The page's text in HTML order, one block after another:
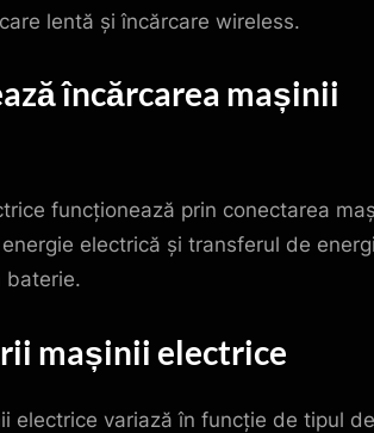
lentă și încărcare wireless.
încărcarea mașinii
funcționează prin conectarea
electrică și transferul de
baterie.
mașinii electrice
electrice variază în funcție de tipul de